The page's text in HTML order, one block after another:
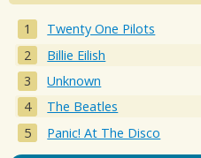
Twenty One Pilots
Billie Eilish
Unknown
The Beatles
Panic! At The Disco